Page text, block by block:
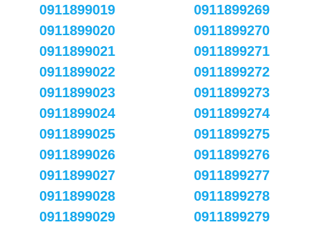
0911899019
0911899020
0911899021
0911899022
0911899023
0911899024
0911899025
0911899026
0911899027
0911899028
0911899029
0911899269
0911899270
0911899271
0911899272
0911899273
0911899274
0911899275
0911899276
0911899277
0911899278
0911899279